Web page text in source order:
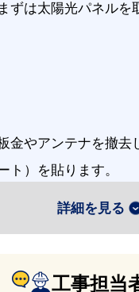
まずは太陽光パネルを
金やアンテナを撤去
ト）を貼ります。
詳細を見る
工事担当